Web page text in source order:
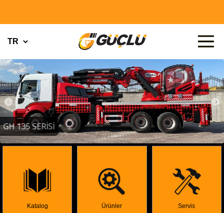
GH 135 SERİSİ
Katalog Ürünler Servis